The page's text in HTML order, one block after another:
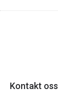
Kontakt oss